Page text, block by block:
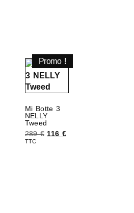
Promo !
Mi Botte 3
NELLY
Tweed
289€ 116 €
TTC